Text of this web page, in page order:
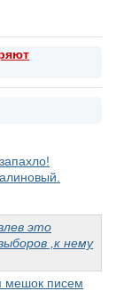
это
,к нему
мешок писем